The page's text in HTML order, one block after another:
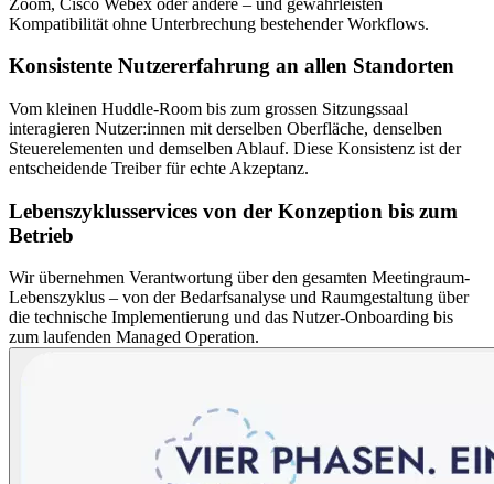
Kompatibilität ohne Unterbrechung bestehender Workflows.
Konsistente Nutzererfahrung an allen Standorten
Vom kleinen Huddle-Room bis zum grossen Sitzungssaal
interagieren Nutzer:innen mit derselben Oberfläche, denselben
Steuerelementen und demselben Ablauf. Diese Konsistenz ist der
entscheidende Treiber für echte Akzeptanz.
Lebenszyklusservices von der Konzeption bis zum
Betrieb
Wir übernehmen Verantwortung über den gesamten Meetingraum-
Lebenszyklus – von der Bedarfsanalyse und Raumgestaltung über
die technische Implementierung und das Nutzer-Onboarding bis
zum laufenden Managed Operation.